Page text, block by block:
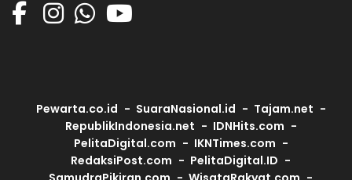
Pewarta.co.id SuaraNasional.id
Tajam.net
RepublikIndonesia.net
IDNHits.com
PelitaDigital.com
IKNTimes.com
RedaksiPost.com
PelitaDigital.ID